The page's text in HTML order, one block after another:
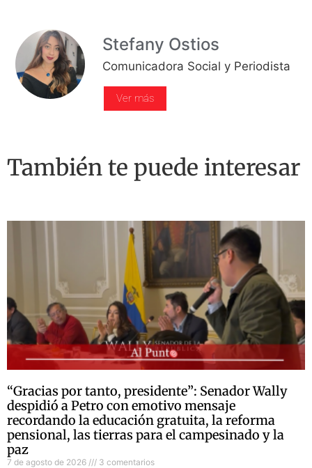
Stefany Ostios
Comunicadora Social y Periodista
Ver más
También te puede interesar
“Gracias por tanto, presidente”: Senador Wally
despidió a Petro con emotivo mensaje
recordando la educación gratuita, la reforma
pensional, las tierras para el campesinado y la
paz
7 de agosto de 2026 3 comentarios